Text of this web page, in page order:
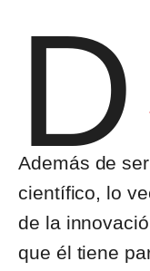
D
Además de
científico, lo
de la
que él tiene